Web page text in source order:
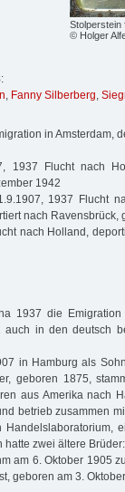
Stolperstein
© Holger
:
, Fanny Silberberg,
in Amsterdam,
1937 Flucht nach
1942
1937 Flucht
nach Ravensbrück,
nach Holland,
1937 die
in den deutsch
in Hamburg als
geboren 1875,
aus Amerika nach
betrieb zusammen
hatte zwei ältere
am 6. Oktober 1905
geboren am 3.